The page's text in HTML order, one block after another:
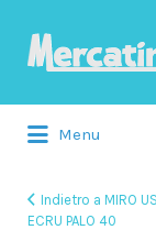
Menu
Indietro a MIRO
ECRU PALO 40